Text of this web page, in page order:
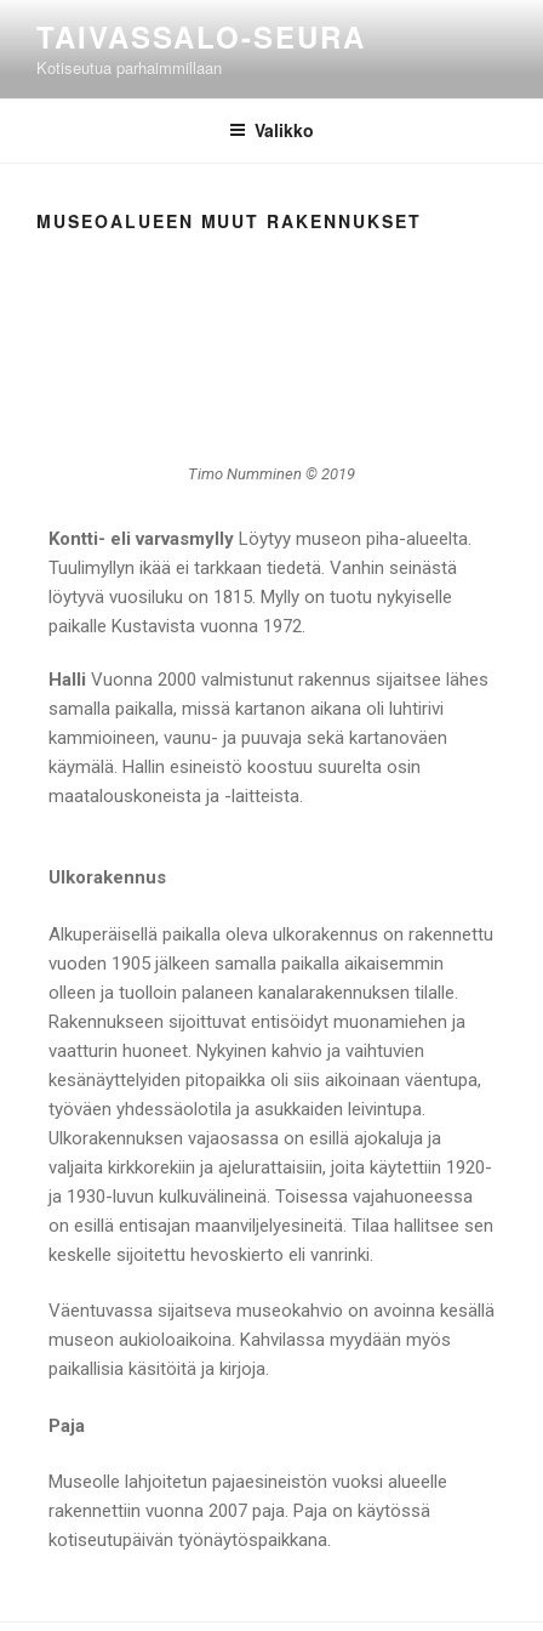
TAIVASSALO-SEURA
Kotiseutua parhaimmillaan
Valikko
MUSEOALUEEN MUUT RAKENNUKSET
Timo Numminen © 2019
Kontti- eli varvasmylly Löytyy museon piha-alueelta.
Tuulimyllyn ikää ei tarkkaan tiedetä. Vanhin seinästä
löytyvä vuosiluku on 1815. Mylly on tuotu nykyiselle
paikalle Kustavista vuonna 1972.
Halli Vuonna 2000 valmistunut rakennus sijaitsee lähes
samalla paikalla, missä kartanon aikana oli luhtirivi
kammioineen, vaunu- ja puuvaja sekä kartanoväen
käymälä. Hallin esineistö koostuu suurelta osin
maatalouskoneista ja -laitteista.
Ulkorakennus
Alkuperäisellä paikalla oleva ulkorakennus on rakennettu
vuoden 1905 jälkeen samalla paikalla aikaisemmin
olleen ja tuolloin palaneen kanalarakennuksen tilalle.
Rakennukseen sijoittuvat entisöidyt muonamiehen ja
vaatturin huoneet. Nykyinen kahvio ja vaihtuvien
kesänäyttelyiden pitopaikka oli siis aikoinaan väentupa,
työväen yhdessäolotila ja asukkaiden leivintupa.
Ulkorakennuksen vajaosassa on esillä ajokaluja ja
valjaita kirkkorekiin ja ajelurattaisiin, joita käytettiin 1920-
ja 1930-luvun kulkuvälineinä. Toisessa vajahuoneessa
on esillä entisajan maanviljelyesineitä. Tilaa hallitsee sen
keskelle sijoitettu hevoskierto eli vanrinki.
Väentuvassa sijaitseva museokahvio on avoinna kesällä
museon aukioloaikoina. Kahvilassa myydään myös
paikallisia käsitöitä ja kirjoja.
Paja
Museolle lahjoitetun pajaesineistön vuoksi alueelle
rakennettiin vuonna 2007 paja. Paja on käytössä
kotiseutupäivän työnäytöspaikkana.